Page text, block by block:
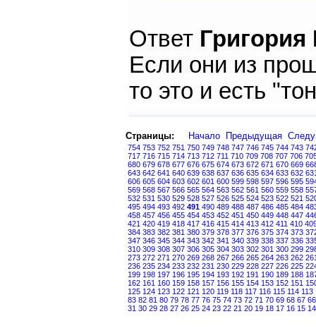
Ответ
Если они из
то это и есть
Страницы: Начало Предыдущая
754 753 752 751 750 749 748 747 746 745 744 743
717 716 715 714 713 712 711 710 709 708 707 706
680 679 678 677 676 675 674 673 672 671 670 669
643 642 641 640 639 638 637 636 635 634 633 632
606 605 604 603 602 601 600 599 598 597 596 595
569 568 567 566 565 564 563 562 561 560 559 558
532 531 530 529 528 527 526 525 524 523 522 521
495 494 493 492 491 490 489 488 487 486 485 484
458 457 456 455 454 453 452 451 450 449 448 447
421 420 419 418 417 416 415 414 413 412 411 410
384 383 382 381 380 379 378 377 376 375 374 373
347 346 345 344 343 342 341 340 339 338 337 336
310 309 308 307 306 305 304 303 302 301 300 299
273 272 271 270 269 268 267 266 265 264 263 262
236 235 234 233 232 231 230 229 228 227 226 225
199 198 197 196 195 194 193 192 191 190 189 188
162 161 160 159 158 157 156 155 154 153 152 151
125 124 123 122 121 120 119 118 117 116 115 114 113
83 82 81 80 79 78 77 76 75 74 73 72 71 70 69 68 67 66
31 30 29 28 27 26 25 24 23 22 21 20 19 18 17 16 15 14